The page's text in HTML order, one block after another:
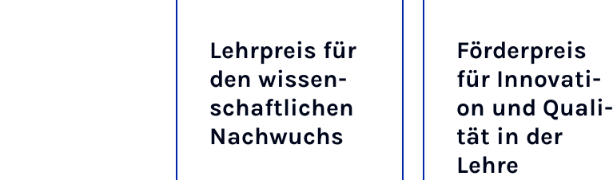
Lehr­preis für
den wis­sen­
schaft­li­chen
Nach­wuchs
För­der­preis
für In­no­va­ti­
on und Qua­li­
tät in der
Leh­re